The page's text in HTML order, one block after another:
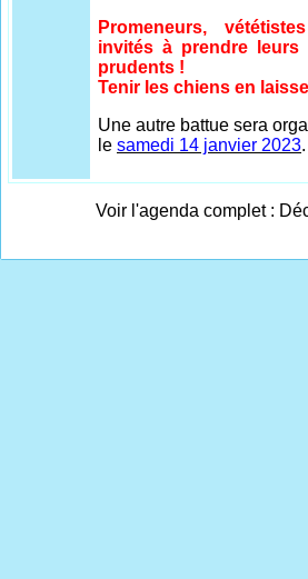
Promeneurs,
invités à prendre leurs
prudents !
Tenir les chiens en
Une autre battue sera
le samedi 14 janvier 2023.
Voir l'agenda complet :